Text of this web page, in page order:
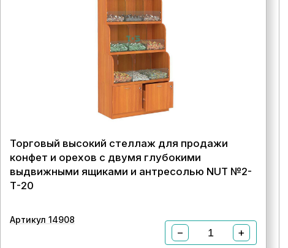
Торговый высокий стеллаж для продажи
конфет и орехов с двумя глубокими
выдвижными ящиками и антресолью NUT №2-
Т-20
Артикул 14908
− +